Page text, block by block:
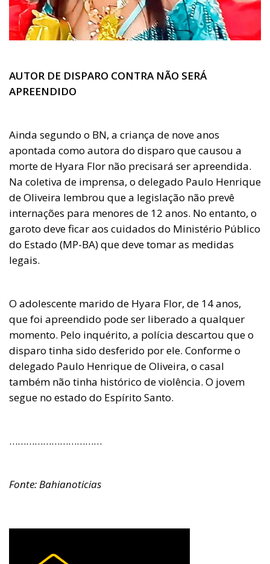
AUTOR DE DISPARO CONTRA NÃO SERÁ
APREENDIDO
Ainda segundo o BN, a criança de nove anos
apontada como autora do disparo que causou a
morte de Hyara Flor não precisará ser apreendida.
Na coletiva de imprensa, o delegado Paulo Henrique
de Oliveira lembrou que a legislação não prevê
internações para menores de 12 anos. No entanto, o
garoto deve ficar aos cuidados do Ministério Público
do Estado (MP-BA) que deve tomar as medidas
legais.
O adolescente marido de Hyara Flor, de 14 anos,
que foi apreendido pode ser liberado a qualquer
momento. Pelo inquérito, a polícia descartou que o
disparo tinha sido desferido por ele. Conforme o
delegado Paulo Henrique de Oliveira, o casal
também não tinha histórico de violência. O jovem
segue no estado do Espírito Santo.
……………………………
Fonte: Bahianoticias